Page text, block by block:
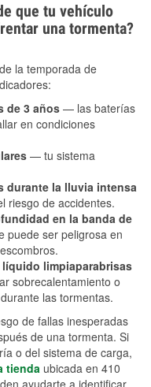
que tu vehículo
una tormenta?
la temporada de
de 3 años — las baterías
en condiciones
— tu sistema
durante la lluvia intensa
riesgo de accidentes.
en la banda de
puede ser peligrosa en
limpiaparabrisas
sobrecalentamiento o
las tormentas.
de fallas inesperadas
de una tormenta. Si
o del sistema de carga,
tienda ubicada en 410
ayudarte a identificar